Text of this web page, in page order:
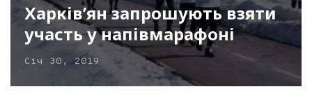
Харків’ян запрошують взяти
участь у напівмарафоні
Січ 30, 2019